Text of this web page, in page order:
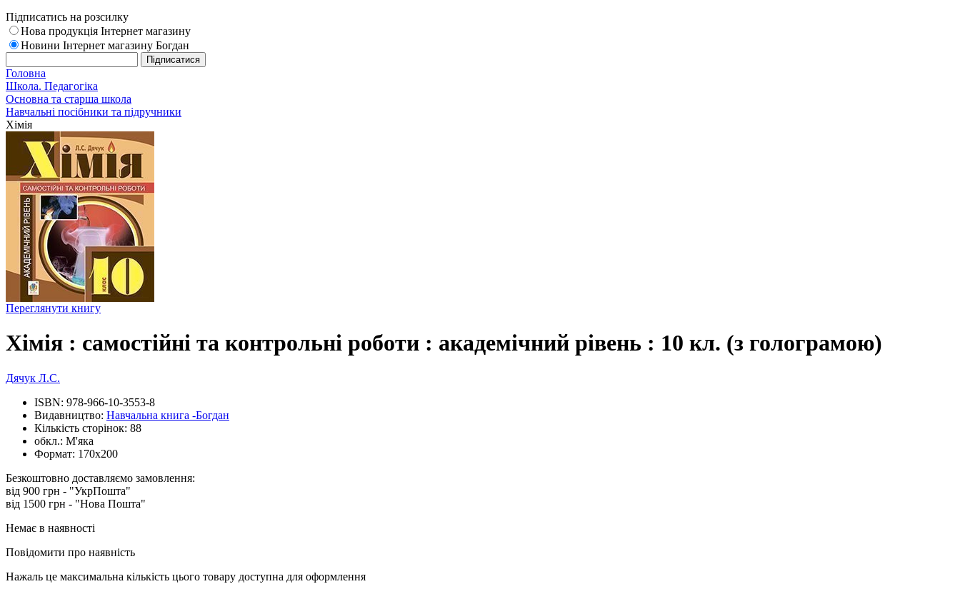
Підписатись на розсилку
Нова продукція Інтернет магазину
Новини Інтернет магазину Богдан
Головна
Школа. Педагогіка
Основна та старша школа
Навчальні посібники та підручники
Хімія
Переглянути книгу
Хімія : самостійні та контрольні роботи : академічний рівень : 10 кл. (з голограмою)
Дячук Л.С.
ISBN: 978-966-10-3553-8
Видавництво: Навчальна книга -Богдан
Кількість сторінок: 88
обкл.: М'яка
Формат: 170х200
Безкоштовно доставляємо замовлення:
від 900 грн - "УкрПошта"
від 1500 грн - "Нова Пошта"
Немає в наявності
Повідомити про наявність
Нажаль це максимальна кількість цього товару доступна для оформлення